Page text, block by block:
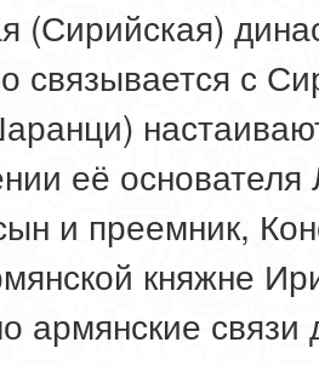
(Сирийская)
связывается с
её
и преемник,
княжне
армянские связи